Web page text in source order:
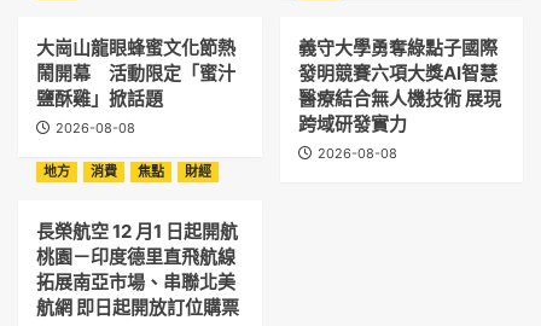
大崗山龍眼蜂蜜文化節熱
鬧開幕 活動限定「蜜汁
鹽酥雞」掀話題
2026-08-08
義守大學勇奪綠點子國際
發明競賽六項大獎AI智慧
醫療結合無人機技術 展現
跨域研發實力
2026-08-08
地方
消費 焦點 財經
長榮航空 12 月1 日起開航
桃園－印度德里直飛航線
拓展南亞市場、串聯北美
航網 即日起開放訂位購票